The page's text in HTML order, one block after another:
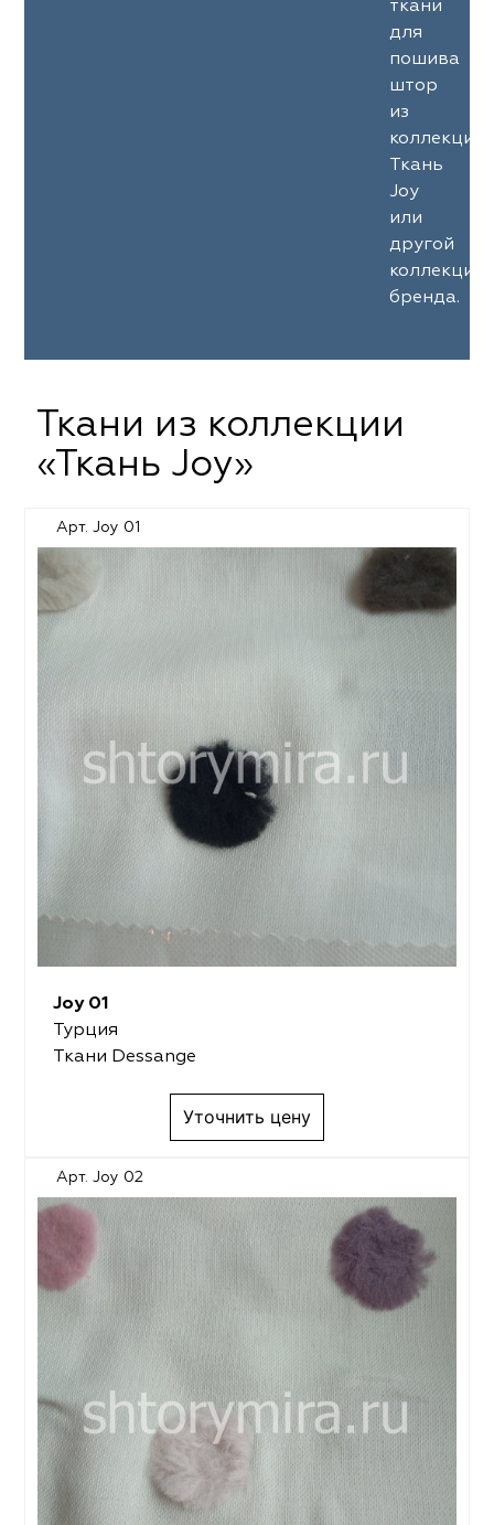
ткани
для
пошива
штор
из
Ткань
Joy
или
другой
коллекции
бренда.
Ткани из коллекции
«Ткань Joy»
Арт. Joy 01
Joy 01
Турция
Ткани Dessange
Уточнить цену
Арт. Joy 02